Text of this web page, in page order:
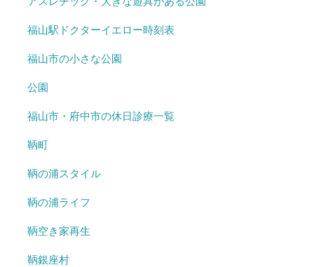
福山駅ドクターイエロー時刻表
福山市の小さな公園
公園
福山市・府中市の休日診療一覧
鞆町
鞆の浦スタイル
鞆の浦ライフ
鞆空き家再生
鞆銀座村